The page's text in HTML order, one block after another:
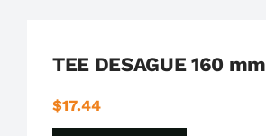
TEE DESAGUE 160 mm
$17.44